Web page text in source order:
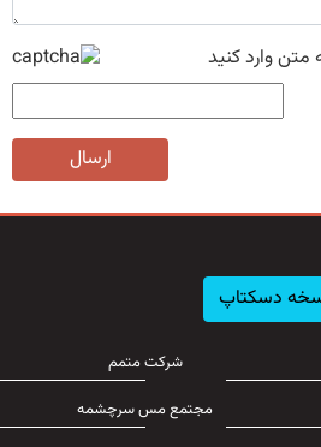
متن وارد کنید
ارسال
دسکتاپ
شرکت متمم
مجتمع مس سرچشمه